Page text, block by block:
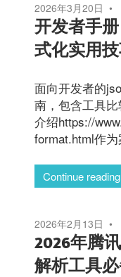
2026年3月20日
开发者手
式化实用
面向开发者的
南，包含工具
介绍https://
format.html作为
Continue reading
2026年2月13日
2026年腾
解析工具